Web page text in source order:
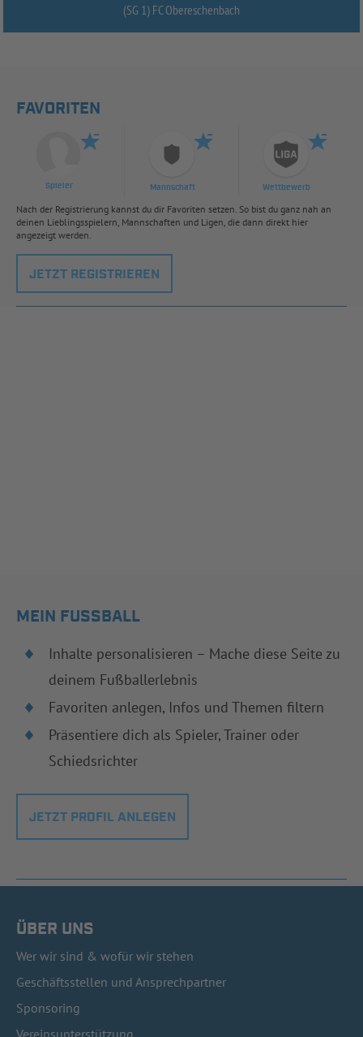
(SG 1) FC Obereschenbach
FAVORITEN
Spieler Mannschaft Wettbewerb
Nach der Registrierung kannst du dir Favoriten setzen. So bist du ganz nah an
deinen Lieblingsspielern, Mannschaften und Ligen, die dann direkt hier
angezeigt werden.
JETZT REGISTRIEREN
MEIN FUSSBALL
Inhalte personalisieren – Mache diese Seite zu
deinem Fußballerlebnis
Favoriten anlegen, Infos und Themen filtern
Präsentiere dich als Spieler, Trainer oder
Schiedsrichter
JETZT PROFIL ANLEGEN
ÜBER UNS
Wer wir sind & wofür wir stehen
Geschäftsstellen und Ansprechpartner
Sponsoring
Vereinsunterstützung